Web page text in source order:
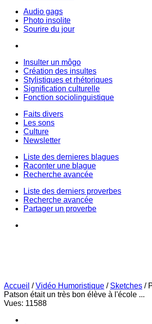
Audio gags
Photo insolite
Sourire du jour
Insulter un môgo
Création des insultes
Stylistiques et rhétoriques
Signification culturelle
Fonction sociolinguistique
Faits divers
Les sons
Culture
Newsletter
Liste des dernieres blagues
Raconter une blague
Recherche avancée
Liste des derniers proverbes
Recherche avancée
Partager un proverbe
Accueil /Vidéo Humoristique / Sketches /
Patson était un très bon élève à l'école ...
Vues: 11588